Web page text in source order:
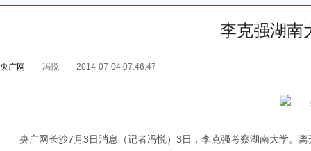
李克强湖南
央广网 冯悦 2014-07-04 07:46:47
央广网长沙7月3日消息（记者冯悦）3日，李克强考察湖南大学。